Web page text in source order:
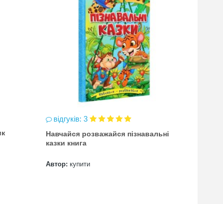
відгуків: 3
Навчайся розважайся пізнавальні
казки книга
Автор: купити